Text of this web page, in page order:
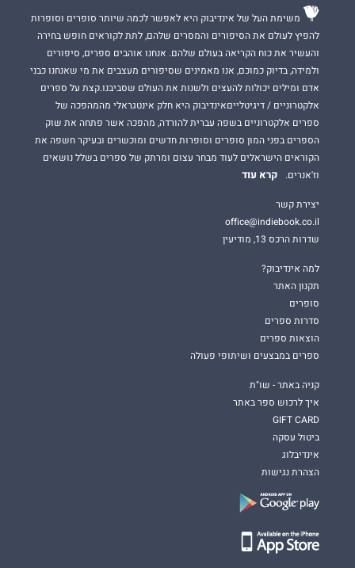
משימת העל של אינדיבוק היא לאפשר לכמה שיותר סופרים וסופרות
להפיץ לעולם את הסיפורים והמסרים שלהם, לתת לקוראים חופש בחירה
והעשיר את כוח הקריאה בעולם שלהם. אנחנו אוהבים ספרים, סיפורים
ולמידה, בדיוק כמוכם, אנו מאמינים שסיפורים מעצבים את מי שאנחנו כבני
אדם ומילים יכולות להעצים ולשנות את העולם שסביבנו.קצת על ספרים
אלקטרוניים / דיגיטלייםאינדיבוק היא חלק אינטגראלי מהמהפכה של
ספרים אלקטרוניים בשפה עברית להורדה, מהפכה אשר פתחה את שוק
הספרים בפני המון סופרים וסופרות חדשים ומוכשרים ובעיקר חשפה את
הקוראים הישראלים לעוד מבחר עצום ומרתק של ספרים בשלל נושאים
וז'אנרים.
קרא עוד
יצירת קשר
office@indiebook.co.il
שדרות הרכס 13, מודיעין
למה אינדיבוק?
תקנון האתר
סופרים
סדרות ספרים
הוצאות ספרים
ספרים במבצעים ושיתופי פעולה
קניה באתר - שו"ת
איך לרכוש ספר באתר
GIFT CARD
ביטול עסקה
אינדיבלוג
הצהרת נגישות